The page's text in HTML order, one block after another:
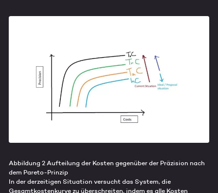
Abbildung 2 Aufteilung der Kosten gegenüber der Präzision nach
dem Pareto-Prinzip
In der derzeitigen Situation versucht das System, die
Gesamtkostenkurve zu überschreiten, indem es alle Kosten